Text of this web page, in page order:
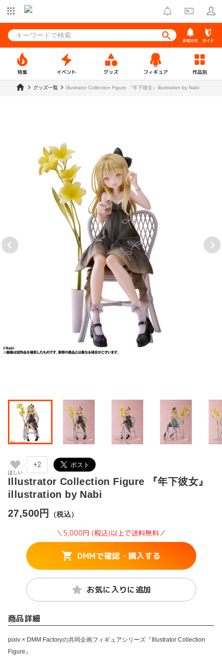
お知らせ ガイド
特集 イベント グッズ フィギュア 作品別
グッズ一覧 Illustrator Collection Figure 『年下彼女』illustration by Nabi
+2
Illustrator Collection Figure 『年下彼女』
illustration by Nabi
27,500円
（税込）
＼5,000円 (税込)以上で送料無料／
DMMで確認・購入する
お気に入りに追加
商品詳細
pixiv × DMM Factoryの共同企画フィギュアシリーズ『Illustrator Collection
Figure』